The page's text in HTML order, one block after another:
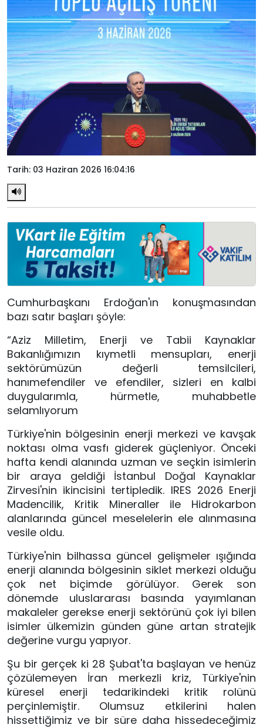
Tarih: 03 Haziran 2026 16:04:16
Cumhurbaşkanı Erdoğan'ın konuşmasından
bazı satır başları şöyle:
“Aziz Milletim, Enerji ve Tabii Kaynaklar
Bakanlığımızın kıymetli mensupları, enerji
sektörümüzün değerli temsilcileri,
hanımefendiler ve efendiler, sizleri en kalbi
duygularımla, hürmetle, muhabbetle
selamlıyorum
Türkiye'nin bölgesinin enerji merkezi ve kavşak
noktası olma vasfı giderek güçleniyor. Önceki
hafta kendi alanında uzman ve seçkin isimlerin
bir araya geldiği İstanbul Doğal Kaynaklar
Zirvesi'nin ikincisini tertipledik. IRES 2026 Enerji
Madencilik, Kritik Mineraller ile Hidrokarbon
alanlarında güncel meselelerin ele alınmasına
vesile oldu.
Türkiye'nin bilhassa güncel gelişmeler ışığında
enerji alanında bölgesinin siklet merkezi olduğu
çok net biçimde görülüyor. Gerek son
dönemde uluslararası basında yayımlanan
makaleler gerekse enerji sektörünü çok iyi bilen
isimler ülkemizin günden güne artan stratejik
değerine vurgu yapıyor.
Şu bir gerçek ki 28 Şubat'ta başlayan ve henüz
çözülemeyen İran merkezli kriz, Türkiye'nin
küresel enerji tedarikindeki kritik rolünü
perçinlemiştir. Olumsuz etkilerini halen
hissettiğimiz ve bir süre daha hissedeceğimiz